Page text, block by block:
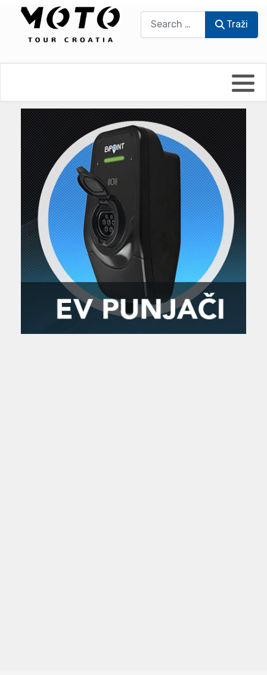
Traži
UmPaDrum
Moto servisi
Impressum
Damir Žerić - ELPASSO
Dario Dinter - Moto TOZ
Igor Kreč - UmPaDrum
Igor Kukec Brmbi
Slaven Gajdek
MTC - Moto Tour Croatia
Moto putopisi
Vikend vožnje
Zanimljivost
Najave i noviteti